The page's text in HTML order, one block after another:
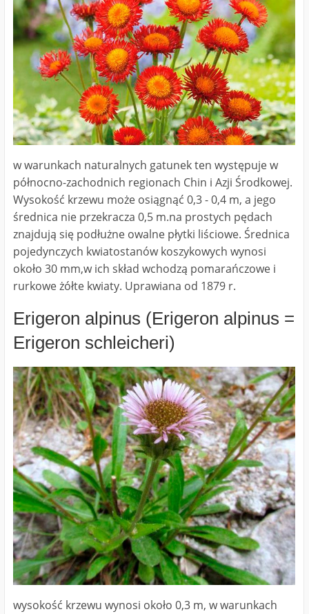
w warunkach naturalnych gatunek ten występuje w
północno-zachodnich regionach Chin i Azji Środkowej.
Wysokość krzewu może osiągnąć 0,3 - 0,4 m, a jego
średnica nie przekracza 0,5 m.na prostych pędach
znajdują się podłużne owalne płytki liściowe. Średnica
pojedynczych kwiatostanów koszykowych wynosi
około 30 mm,w ich skład wchodzą pomarańczowe i
rurkowe żółte kwiaty. Uprawiana od 1879 r.
Erigeron alpinus (Erigeron alpinus =
Erigeron schleicheri)
wysokość krzewu wynosi około 0,3 m, w warunkach